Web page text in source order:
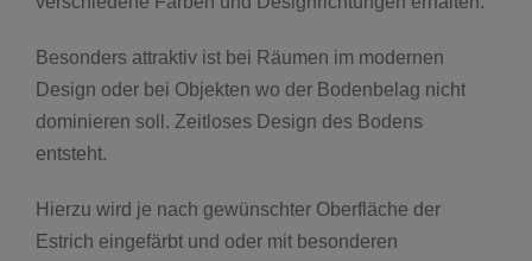
Besonders attraktiv ist bei Räumen im modernen
Design oder bei Objekten wo der Bodenbelag nicht
dominieren soll. Zeitloses Design des Bodens
entsteht.
Hierzu wird je nach gewünschter Oberfläche der
Estrich eingefärbt und oder mit besonderen